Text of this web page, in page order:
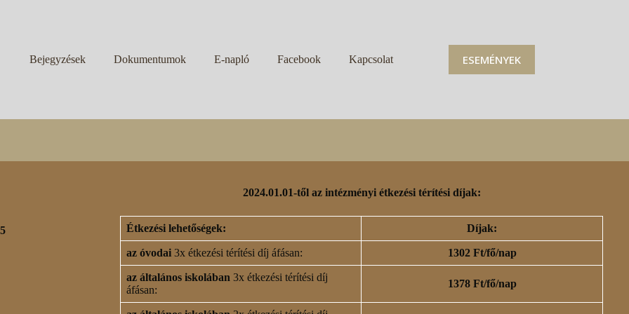
Bejegyzések Dokumentumok E-napló Facebook Kapcsolat ESEMÉNYEK
2024.01.01-től az intézményi étkezési térítési díjak:
Étkezési lehetőségek: Díjak:
az óvodai 3x étkezési térítési díj áfásan: 1302 Ft/fő/nap
az általános iskolában 3x étkezési térítési díj
áfásan:
1378 Ft/fő/nap